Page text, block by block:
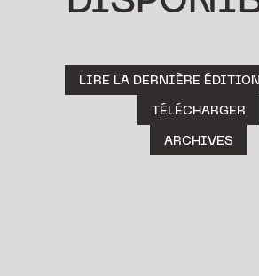
LIRE LA DERNIÈRE
TÉLÉCHARGER
ARCHIVES